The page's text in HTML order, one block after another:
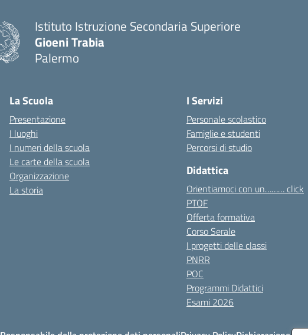
Istituto Istruzione Secondaria Superiore
Gioeni Trabia
Palermo
La Scuola
Presentazione
I luoghi
I numeri della scuola
Le carte della scuola
Organizzazione
La storia
I Servizi
Personale scolastico
Famiglie e studenti
Percorsi di studio
Didattica
Orientiamoci con un……… click
PTOF
Offerta formativa
Corso Serale
I progetti delle classi
PNRR
POC
Programmi Didattici
Esami 2026